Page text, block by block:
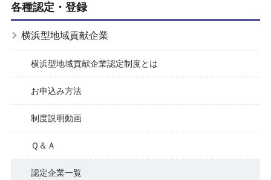
各種認定・登録
横浜型地域貢献企業
横浜型地域貢献企業認定制度とは
お申込み方法
制度説明動画
Ｑ＆Ａ
認定企業一覧